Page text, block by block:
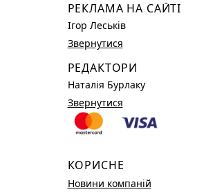
РЕКЛАМА НА САЙТІ
Ігор Леськів
Звернутися
РЕДАКТОРИ
Наталія Бурлаку
Звернутися
КОРИСНЕ
Новини компаній